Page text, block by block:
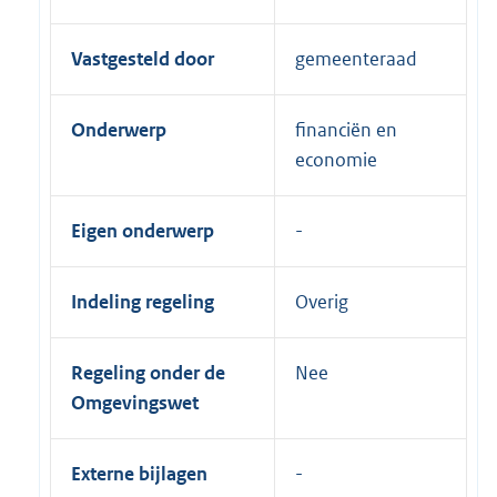
Vastgesteld door gemeenteraad
Onderwerp
financiën en
economie
Eigen onderwerp
Indeling regeling Overig
Regeling onder de
Omgevingswet
Nee
Externe bijlagen